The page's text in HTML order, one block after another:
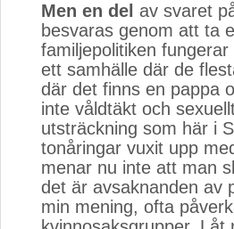
Men en del av svaret
besvaras genom att ta
familjepolitiken
ett samhälle där de
där det finns en pappa
inte våldtäkt och
utsträckning som här i
tonåringar vuxit upp
menar nu inte att man
det är avsaknanden av
min mening, ofta